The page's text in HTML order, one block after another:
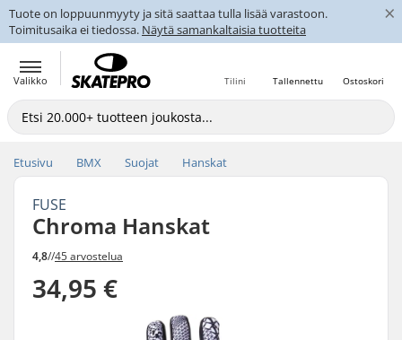
Tuote on loppuunmyyty ja sitä saattaa tulla lisää varastoon.
Toimitusaika ei tiedossa. Näytä samankaltaisia tuotteita
×
Valikko Ostoskori
Tallennettu
Tilini
Etusivu BMX Suojat Hanskat
FUSE
Chroma Hanskat
4,8//45 arvostelua
34,95 €